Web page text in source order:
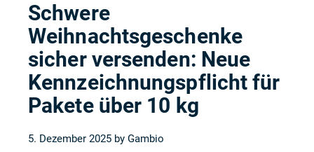
Schwere
Weihnachtsgeschenke
sicher versenden: Neue
Kennzeichnungspflicht für
Pakete über 10 kg
5. Dezember 2025 by Gambio